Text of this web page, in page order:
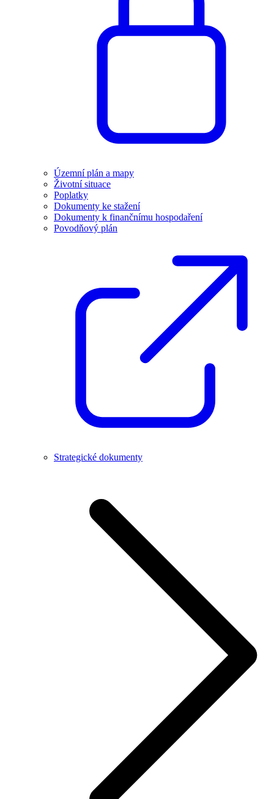
Územní plán a mapy
Životní situace
Poplatky
Dokumenty ke stažení
Dokumenty k finančnímu hospodaření
Povodňový plán
Strategické dokumenty